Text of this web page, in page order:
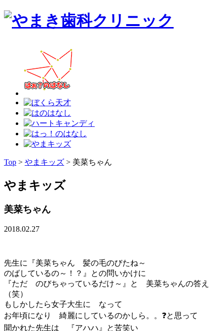
Top > やまキッズ > 美菜ちゃん
やまキッズ
美菜ちゃん
2018.02.27
先生に『美菜ちゃん 髪の毛のびたね～
のばしているの～！？』との問いかけに
『ただ のびちゃっているだけ～』と 美菜ちゃんの答え
（笑）
もしかしたら女子大生に なって
お年頃になり 綺麗にしているのかしら。。❓と思って
聞かれた先生は 『アハハ』と苦笑い